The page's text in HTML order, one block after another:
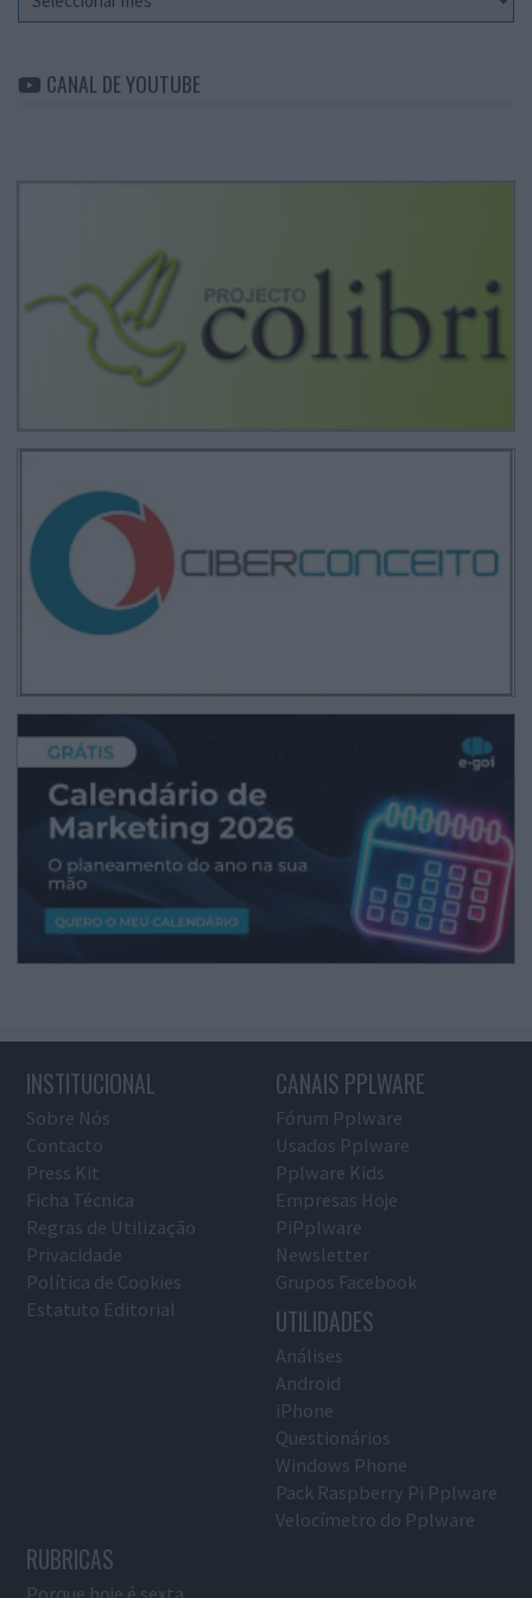
CANAL DE YOUTUBE
INSTITUCIONAL
Sobre Nós
Contacto
Press Kit
Ficha Técnica
Regras de Utilização
Privacidade
Política de Cookies
Estatuto Editorial
CANAIS PPLWARE
Fórum Pplware
Usados Pplware
Pplware Kids
Empresas Hoje
PiPplware
Newsletter
Grupos Facebook
UTILIDADES
Análises
Android
iPhone
Questionários
Windows Phone
Pack Raspberry Pi Pplware
Velocímetro do Pplware
RUBRICAS
Porque hoje é sexta